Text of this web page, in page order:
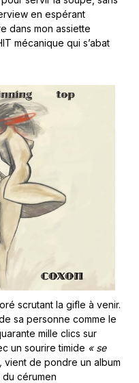
en espérant
dans mon assiette
mécanique qui s’abat
scrutant la gifle à venir.
sa personne comme le
mille clics sur
un sourire timide « se
vient de pondre un album
cérumen